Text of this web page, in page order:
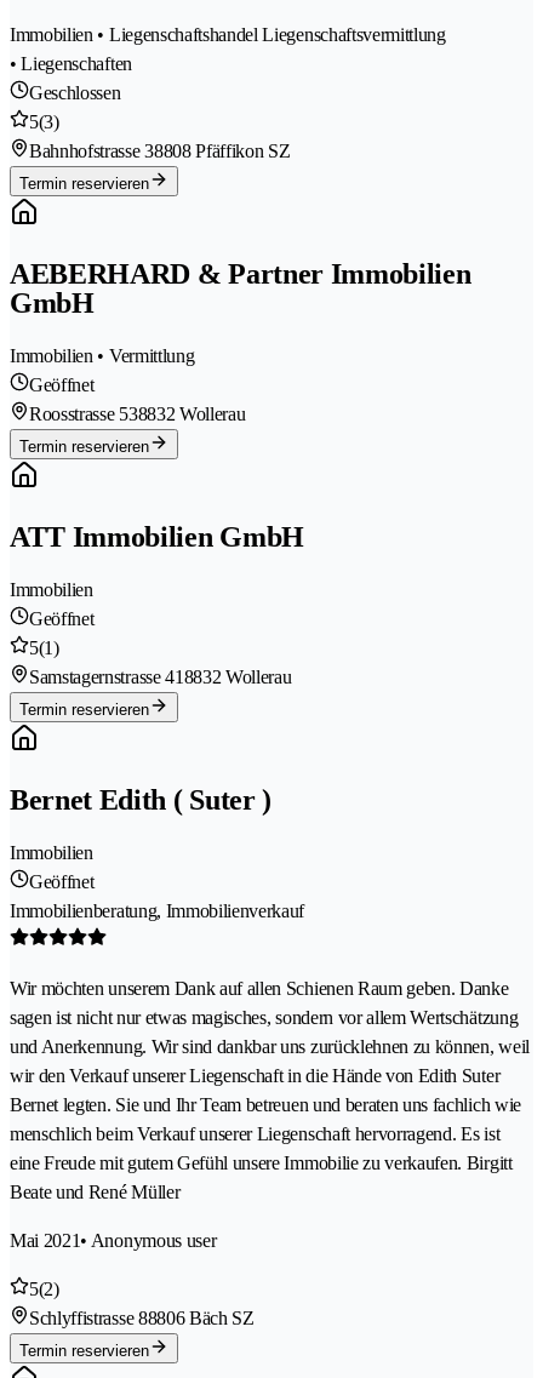
Immobilien • Liegenschaftshandel Liegenschaftsvermittlung
• Liegenschaften
Geschlossen
5(3)
Bahnhofstrasse 38808 Pfäffikon SZ
Termin reservieren
AEBERHARD & Partner Immobilien
GmbH
Immobilien • Vermittlung
Geöffnet
Roosstrasse 538832 Wollerau
Termin reservieren
ATT Immobilien GmbH
Immobilien
Geöffnet
5(1)
Samstagernstrasse 418832 Wollerau
Termin reservieren
Bernet Edith ( Suter )
Immobilien
Geöffnet
Immobilienberatung, Immobilienverkauf
Wir möchten unserem Dank auf allen Schienen Raum geben. Danke
sagen ist nicht nur etwas magisches, sondern vor allem Wertschätzung
und Anerkennung. Wir sind dankbar uns zurücklehnen zu können, weil
wir den Verkauf unserer Liegenschaft in die Hände von Edith Suter
Bernet legten. Sie und Ihr Team betreuen und beraten uns fachlich wie
menschlich beim Verkauf unserer Liegenschaft hervorragend. Es ist
eine Freude mit gutem Gefühl unsere Immobilie zu verkaufen. Birgitt
Beate und René Müller
Mai 2021• Anonymous user
5(2)
Schlyffistrasse 88806 Bäch SZ
Termin reservieren